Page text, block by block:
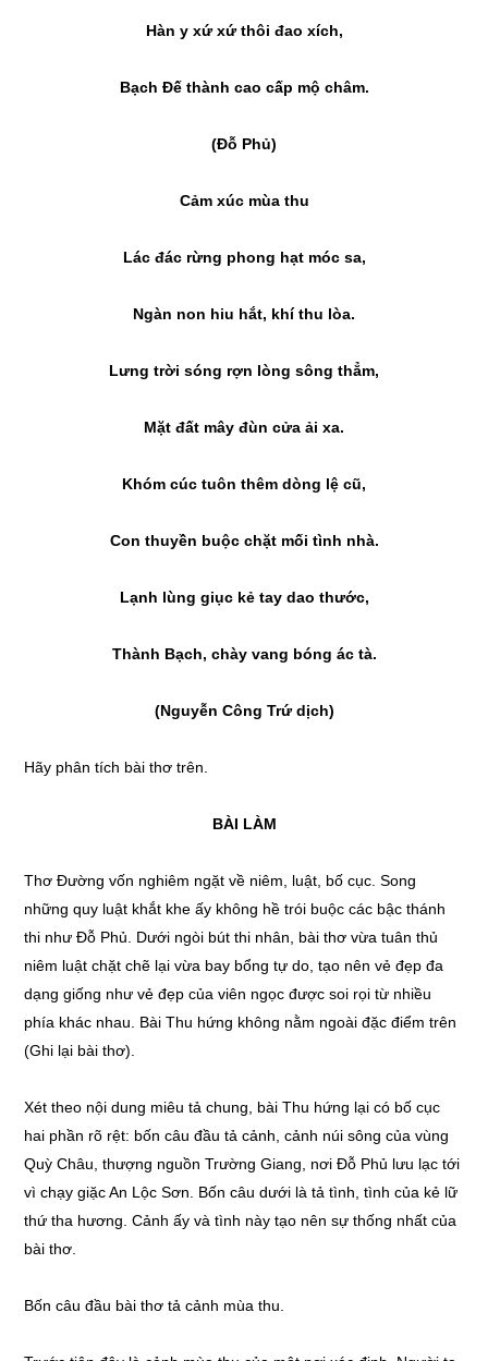
Hàn y xứ xứ thôi đao xích,
Bạch Đế thành cao cấp mộ châm.
(Đỗ Phủ)
Cảm xúc mùa thu
Lác đác rừng phong hạt móc sa,
Ngàn non hiu hắt, khí thu lòa.
Lưng trời sóng rợn lòng sông thẳm,
Mặt đất mây đùn cửa ải xa.
Khóm cúc tuôn thêm dòng lệ cũ,
Con thuyền buộc chặt mối tình nhà.
Lạnh lùng giục kẻ tay dao thước,
Thành Bạch, chày vang bóng ác tà.
(Nguyễn Công Trứ dịch)
Hãy phân tích bài thơ trên.
BÀI LÀM
Thơ Đường vốn nghiêm ngặt về niêm, luật, bố cục. Song
những quy luật khắt khe ấy không hề trói buộc các bậc thánh
thi như Đỗ Phủ. Dưới ngòi bút thi nhân, bài thơ vừa tuân thủ
niêm luật chặt chẽ lại vừa bay bổng tự do, tạo nên vẻ đẹp đa
dạng giống như vẻ đẹp của viên ngọc được soi rọi từ nhiều
phía khác nhau. Bài Thu hứng không nằm ngoài đặc điểm trên
(Ghi lại bài thơ).
Xét theo nội dung miêu tả chung, bài Thu hứng lại có bố cục
hai phần rõ rệt: bốn câu đầu tả cảnh, cảnh núi sông của vùng
Quỳ Châu, thượng nguồn Trường Giang, nơi Đỗ Phủ lưu lạc tới
vì chạy giặc An Lộc Sơn. Bốn câu dưới là tả tình, tình của kẻ lữ
thứ tha hương. Cảnh ấy và tình này tạo nên sự thống nhất của
bài thơ.
Bốn câu đầu bài thơ tả cảnh mùa thu.